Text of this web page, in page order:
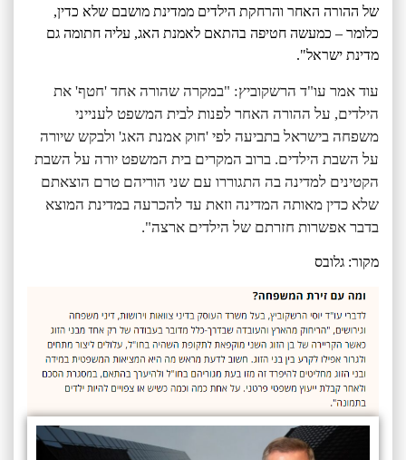
של ההורה האחר והרחקת הילדים ממדינת מושבם שלא כדין,
כלומר – כמעשה חטיפה בהתאם לאמנת האג, עליה חתומה גם
מדינת ישראל".
עוד אמר עו"ד הרשקוביץ: "במקרה שהורה אחד 'חטף' את
הילדים, על ההורה האחר לפנות לבית המשפט לענייני
משפחה בישראל בתביעה לפי 'חוק אמנת האג' ולבקש שיורה
על השבת הילדים. ברוב המקרים בית המשפט יורה על השבת
הקטינים למדינה בה התגוררו עם שני הוריהם טרם הוצאתם
שלא כדין מאותה המדינה וזאת עד להכרעה במדינת המוצא
בדבר אפשרות חזרתם של הילדים ארצה".
מקור: גלובס